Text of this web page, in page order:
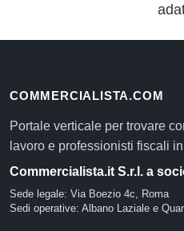
COMMERCIALISTA.COM
Portale verticale per trovare
lavoro e professionisti fiscali
Commercialista.it S.r.l. a
Sede legale: Via Boezio 4c, Roma
Sedi operative: Albano Laziale e